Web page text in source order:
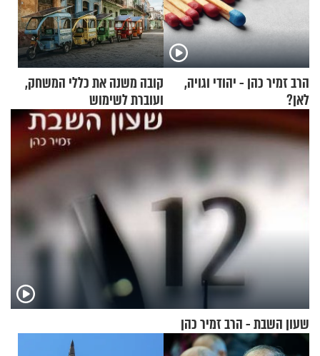
הרב זמיר כהן - יהודי וגויה,
לאן?
קובה משנה את כללי המשחק,
ועוברת לשימוש
בתלת־אופנועים סולאריים
שעון השבת - הרב זמיר כהן